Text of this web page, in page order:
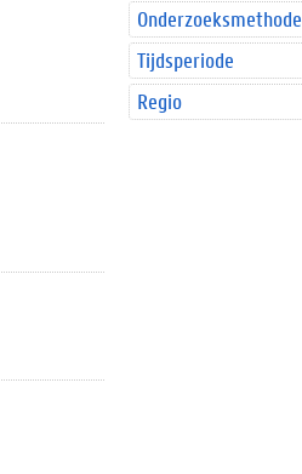
Onderzoeksmethode
Tijdsperiode
Regio